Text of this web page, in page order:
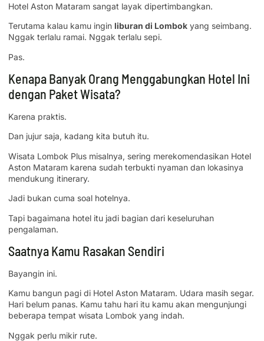
Hotel Aston Mataram sangat layak dipertimbangkan.
Terutama kalau kamu ingin liburan di Lombok yang seimbang.
Nggak terlalu ramai. Nggak terlalu sepi.
Pas.
Kenapa Banyak Orang Menggabungkan Hotel Ini
dengan Paket Wisata?
Karena praktis.
Dan jujur saja, kadang kita butuh itu.
Wisata Lombok Plus misalnya, sering merekomendasikan Hotel
Aston Mataram karena sudah terbukti nyaman dan lokasinya
mendukung itinerary.
Jadi bukan cuma soal hotelnya.
Tapi bagaimana hotel itu jadi bagian dari keseluruhan
pengalaman.
Saatnya Kamu Rasakan Sendiri
Bayangin ini.
Kamu bangun pagi di Hotel Aston Mataram. Udara masih segar.
Hari belum panas. Kamu tahu hari itu kamu akan mengunjungi
beberapa tempat wisata Lombok yang indah.
Nggak perlu mikir rute.